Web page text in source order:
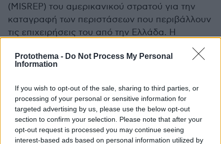
Protothema - Do Not Process My Personal
Information
If you wish to opt-out of the sale, sharing to third parties, or
processing of your personal or sensitive information for
targeted advertising by us, please use the below opt-out
section to confirm your selection. Please note that after your
opt-out request is processed you may continue seeing
interest-based ads based on personal information utilized by
(MISREP) του αμερικανικού στρατού για την
καταγραφή των περιστάσεων που περιβάλλουν
τις επιχειρήσεις του από την Ελλάδα. Η
αναφορά της 27ης Οκτωβρίου του 2023 λέει ότι
«εντόπισαν ένα UAP να πετά ακριβώς πάνω
πραγματοποίησε πολλαπλές στροφές 90
μοιρών με εκτιμώμενη ταχύτητα 80 mph (μίλια
ανά ώρα). Στις 0038Z το [λογοκριμένο] έχασε
το UAP από την εικόνα τους».